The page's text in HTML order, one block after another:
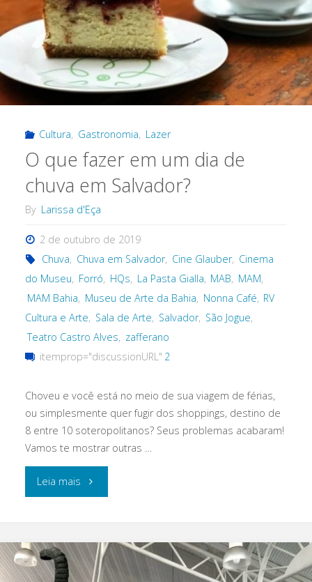
Cultura, Gastronomia, Lazer
O que fazer em um dia de
chuva em Salvador?
By Larissa d'Eça
2 de outubro de 2019
Chuva, Chuva em Salvador, Cine Glauber, Cinema
do Museu, Forró, HQs, La Pasta Gialla, MAB, MAM,
MAM Bahia, Museu de Arte da Bahia, Nonna Café, RV
Cultura e Arte, Sala de Arte, Salvador, São Jogue,
Teatro Castro Alves, zafferano
itemprop="discussionURL" 2
Choveu e você está no meio de sua viagem de férias,
ou simplesmente quer fugir dos shoppings, destino de
8 entre 10 soteropolitanos? Seus problemas acabaram!
Vamos te mostrar outras …
Leia mais "O
fazer
em